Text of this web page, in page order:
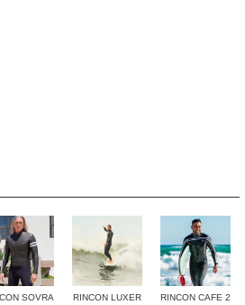
SOVRA
RINCON LUXER
RINCON CAFE 2